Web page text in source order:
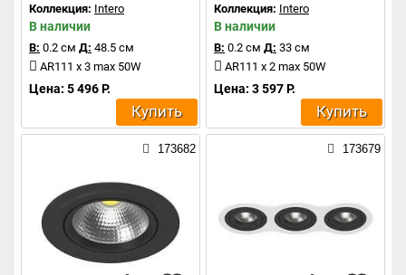
Коллекция: Intero
В наличии
В: 0.2 см Д: 48.5 см
AR111 x 3 max 50W
Цена: 5 496 Р.
Купить
Коллекция: Intero
В наличии
В: 0.2 см Д: 33 см
AR111 x 2 max 50W
Цена: 3 597 Р.
Купить
173682 173679